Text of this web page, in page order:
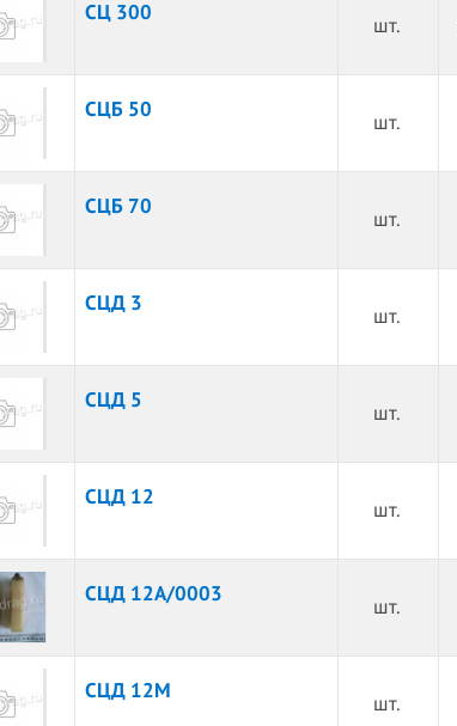
СЦ 300
шт.
СЦБ 50
шт.
СЦБ 70
шт.
СЦД 3
шт.
СЦД 5
шт.
СЦД 12
шт.
СЦД 12А/0003
шт.
СЦД 12М
шт.